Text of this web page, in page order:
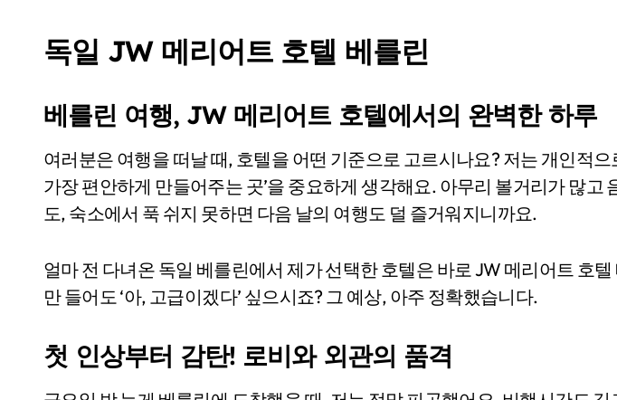
독일 JW 메리어트 호텔 베를린
베를린 여행, JW 메리어트 호텔에서의 완벽한 하루
여러분은 여행을 떠날 때, 호텔을 어떤 기준으로 고르시나요? 저는 개인적으로 ‘하루의 시작과 끝을
가장 편안하게 만들어주는 곳’을 중요하게 생각해요. 아무리 볼거리가 많고
도, 숙소에서 푹 쉬지 못하면 다음 날의 여행도 덜 즐거워지니까요.
얼마 전 다녀온 독일 베를린에서 제가 선택한 호텔은 바로 JW 메리어트 호
만 들어도 ‘아, 고급이겠다’ 싶으시죠? 그 예상, 아주 정확했습니다.
첫 인상부터 감탄! 로비와 외관의 품격